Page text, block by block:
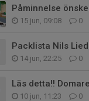
Påminnelse
15 jun, 09:08 0
Packlista Nils
14 jun, 22:25 0
Läs detta!!
10 jun, 11:23 0